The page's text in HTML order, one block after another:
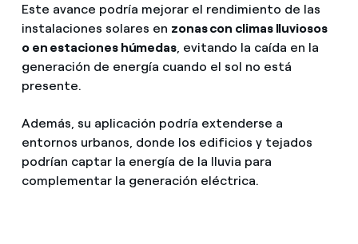
Este avance podría mejorar el rendimiento de las
instalaciones solares en zonas con climas lluviosos
o en estaciones húmedas, evitando la caída en la
generación de energía cuando el sol no está
presente.
Además, su aplicación podría extenderse a
entornos urbanos, donde los edificios y tejados
podrían captar la energía de la lluvia para
complementar la generación eléctrica.